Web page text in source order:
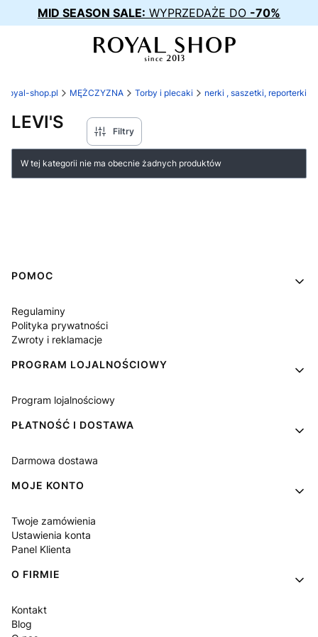
MID SEASON SALE: WYPRZEDAŻE DO -70%
royal-shop.pl MĘŻCZYZNA Torby i plecaki nerki , saszetki, reporterki
LEVI'S Filtry
Lista produktów
W tej kategorii nie ma obecnie żadnych produktów
Linki w stopce
POMOC
Regulaminy
Polityka prywatności
Zwroty i reklamacje
PROGRAM LOJALNOŚCIOWY
Program lojalnościowy
PŁATNOŚĆ I DOSTAWA
Darmowa dostawa
MOJE KONTO
Twoje zamówienia
Ustawienia konta
Panel Klienta
O FIRMIE
Kontakt
Blog